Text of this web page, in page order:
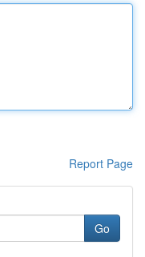
Report Page
Go